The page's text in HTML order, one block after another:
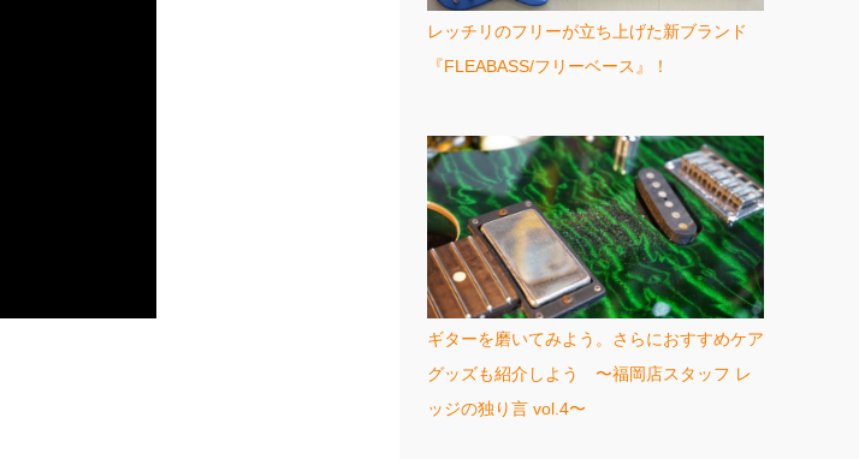
レッチリのフリーが立ち上げた新ブランド
『FLEABASS/フリーベース』！
ギターを磨いてみよう。さらにおすすめケア
グッズも紹介しよう 〜福岡店スタッフ レ
ッジの独り言 vol.4〜